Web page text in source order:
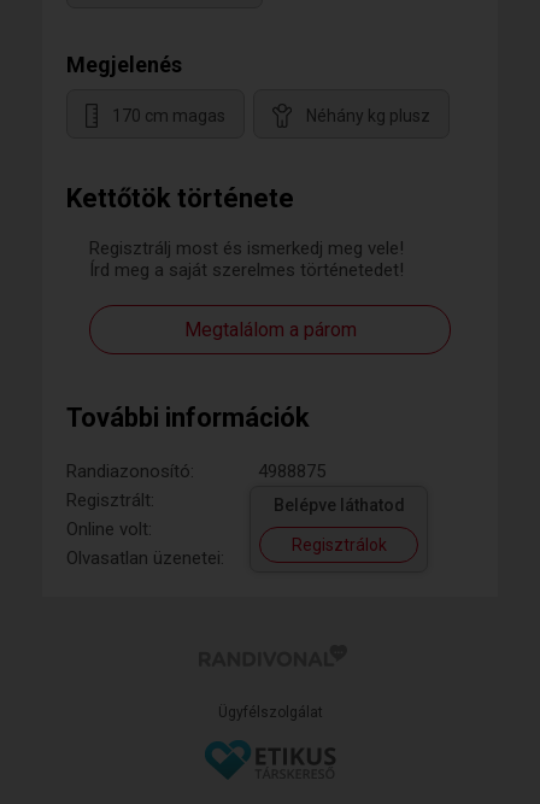
Kettőtök története
Regisztrálj most és ismerkedj meg vele!
Írd meg a saját szerelmes történetedet!
Megtalálom a párom
További információk
Randiazonosító:
4988875
Regisztrált:
Online volt:
Olvasatlan üzenetei:
Belépve láthatod
Regisztrálok
Megjelenés
170 cm magas Néhány kg plusz
Ügyfélszolgálat